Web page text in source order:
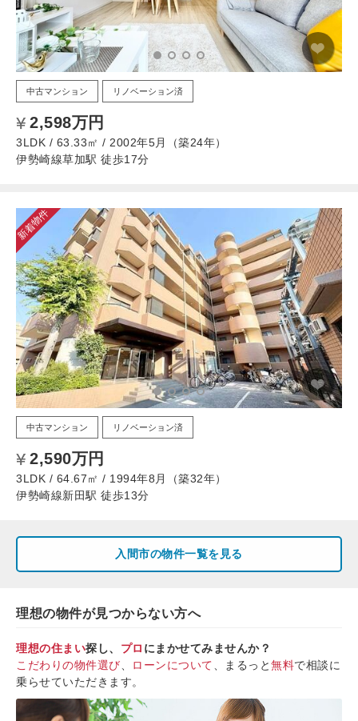
中古マンション リノベーション済
2,598万円
3LDK / 63.33㎡ / 2002年5月（築24年）
伊勢崎線草加駅 徒歩17分
新着物件
中古マンション リノベーション済
2,590万円
3LDK / 64.67㎡ / 1994年8月（築32年）
伊勢崎線新田駅 徒歩13分
入間市の物件一覧を見る
理想の物件が見つからない方へ
理想の住まい探し、 プロ にまかせてみませんか？
こだわりの物件選び
ローンについて 、まるっと無料で相談に
乗らせていただきます。